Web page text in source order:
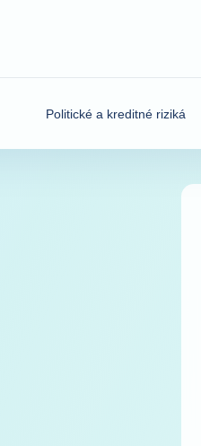
Politické a kreditné riziká